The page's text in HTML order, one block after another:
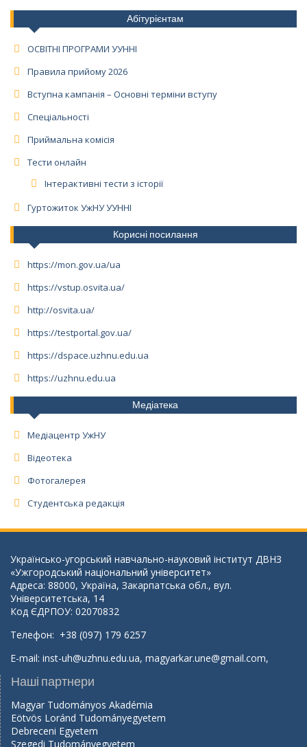
Абітурієнтам
ОСВІТНІ ПРОГРАМИ УУННІ
Правила прийому 2026
Вступна кампанія – Основні терміни вступу
Спеціальності
Приймальна комісія
Тести онлайн
Інтерактивні тести з історії
Гуртожиток УжНУ УУННІ
Корисні посилання
https://mon.gov.ua/ua
https://vstup.osvita.ua/
http://osvita.ua/
https://testportal.gov.ua/
https://dspace.uzhnu.edu.ua
https://uzhnu.edu.ua
Медіатека
Медіацентр УжНУ
Відеотека
Фотогалерея
Студентська редакція
Українсько-угорський навчально-науковий інститут ДВНЗ
«Ужгородський національний університет»
Адреса: 88000, Україна, Закарпатська обл., вул.
Університетська, 14
Код ЄДРПОУ: 02070832
Телефон: +38 (097) 179 6257
E-mail: inst-uh@uzhnu.edu.ua, magyarkar.une@gmail.com,
Наші партнери
Magyar Tudományos Akadémia
Eötvös Loránd Tudományegyetem
Debreceni Egyetem
Szegedi Tudományegyetem